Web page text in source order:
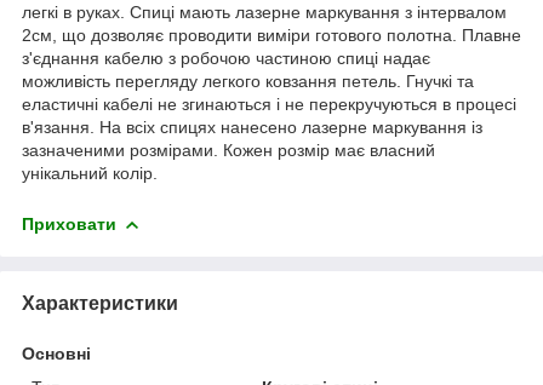
легкі в руках. Спиці мають лазерне маркування з інтервалом
2см, що дозволяє проводити виміри готового полотна. Плавне
з'єднання кабелю з робочою частиною спиці надає
можливість перегляду легкого ковзання петель. Гнучкі та
еластичні кабелі не згинаються і не перекручуються в процесі
в'язання. На всіх спицях нанесено лазерне маркування із
зазначеними розмірами. Кожен розмір має власний
унікальний колір.
Приховати
Характеристики
Основні